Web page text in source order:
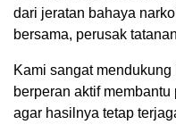
dari jeratan bahaya
bersama, perusak
Kami sangat
berperan aktif
agar hasilnya tetap